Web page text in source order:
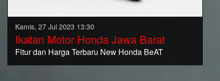
Kamis, 27 Jul 2023 13:30
Ikatan Motor Honda Jawa Barat
Fitur dan Harga Terbaru New Honda BeAT